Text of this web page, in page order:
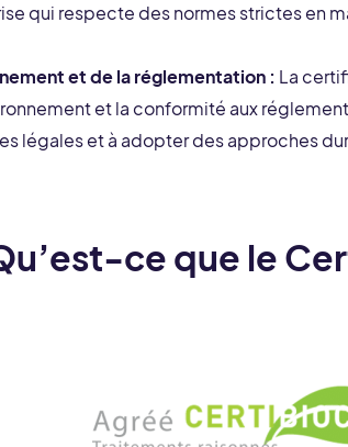
qui respecte des normes strictes en
et de la réglementation : La
et la conformité aux
légales et à adopter des approches
ce que le